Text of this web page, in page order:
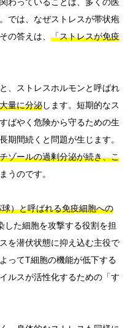
では、なぜストレスが帯状疱
の答えは、 「ストレスが免疫
、ストレスホルモンと呼ばれ
量に分泌します。短期的なス
ばやく危険から守るための生
期間続くと問題が生じます。
ゾールの過剰分泌が続き、こ
うのです。
）と呼ばれる免疫細胞への
した細胞を攻撃する役割を担
を潜伏状態に抑え込む主役で
ってT細胞の機能が低下する
ルスが活性化するための「す